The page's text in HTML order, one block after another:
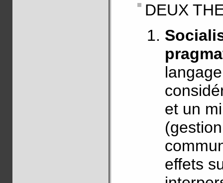
DEUX
et un
effets